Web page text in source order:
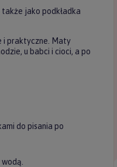
także jako podkładka
i praktyczne. Maty
u babci i cioci, a po
do pisania po